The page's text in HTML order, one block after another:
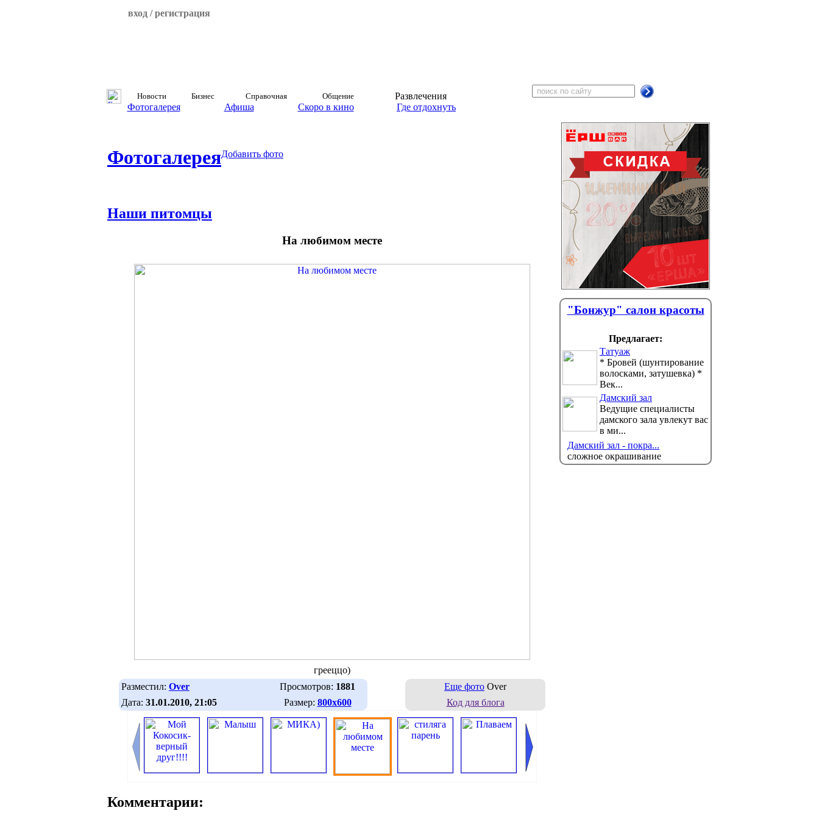
вход / регистрация
Новости Бизнес Справочная Общение
Развлечения
Фотогалерея
Афиша Скоро в кино Где отдохнуть
ФотогалереяДобавить фото
Наши питомцы
На любимом месте
грееццо)
Разместил: Over Просмотров: 1881
Дата: 31.01.2010, 21:05 Размер: 800х600
Еще фото Over
Код для блога
Комментарии:
"Бонжур" салон красоты
Предлагает:
Татуаж
* Бровей (шунтирование
волосками, затушевка) *
Век...
Дамский зал
Ведущие специалисты
дамского зала увлекут вас
в ми...
Дамский зал - покра...
сложное окрашивание